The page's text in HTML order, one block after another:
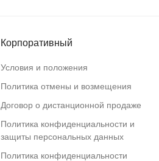
Корпоративный
Условия и положения
Политика отмены и возмещения
Договор о дистанционной продаже
Политика конфиденциальности и
защиты персональных данных
Политика конфиденциальности